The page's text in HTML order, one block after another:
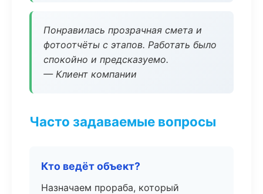
Понравилась прозрачная смета и
фотоотчёты с этапов. Работать было
спокойно и предсказуемо.
— Клиент компании
Часто задаваемые вопросы
Кто ведёт объект?
Назначаем прораба, который